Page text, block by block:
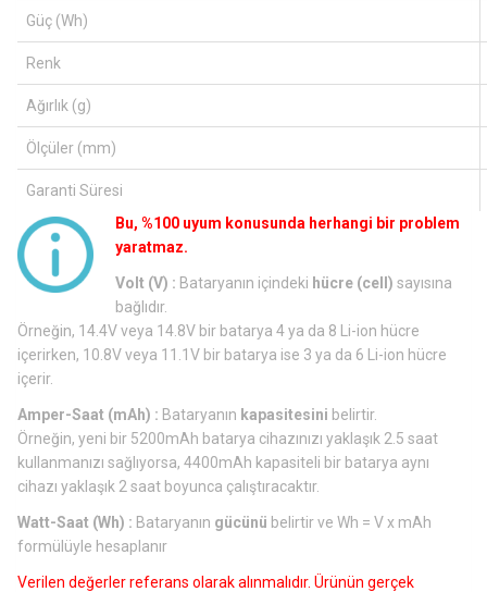
Güç (Wh)
Renk
Ağırlık (g)
Ölçüler (mm)
Garanti Süresi
Bu, %100 uyum konusunda herhangi bir problem
yaratmaz.
Volt (V) : Bataryanın içindeki hücre (cell) sayısına
bağlıdır.
Örneğin, 14.4V veya 14.8V bir batarya 4 ya da 8 Li-ion hücre
içerirken, 10.8V veya 11.1V bir batarya ise 3 ya da 6 Li-ion hücre
içerir.
Amper-Saat (mAh) : Bataryanın kapasitesini belirtir.
Örneğin, yeni bir 5200mAh batarya cihazınızı yaklaşık 2.5 saat
kullanmanızı sağlıyorsa, 4400mAh kapasiteli bir batarya aynı
cihazı yaklaşık 2 saat boyunca çalıştıracaktır.
Watt-Saat (Wh) : Bataryanın gücünü belirtir ve Wh = V x mAh
formülüyle hesaplanır
Verilen değerler referans olarak alınmalıdır. Ürünün gerçek